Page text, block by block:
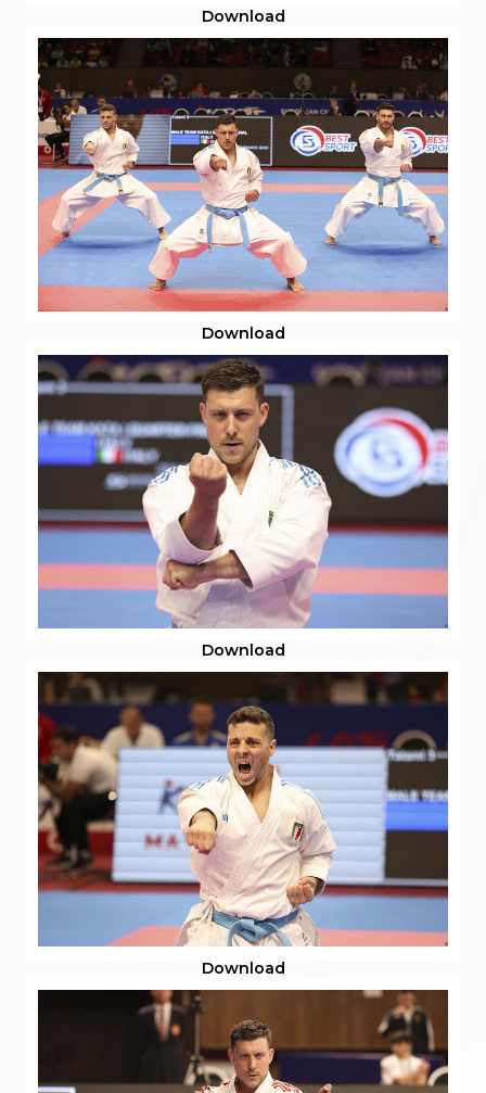
Download
Download
Download
Download